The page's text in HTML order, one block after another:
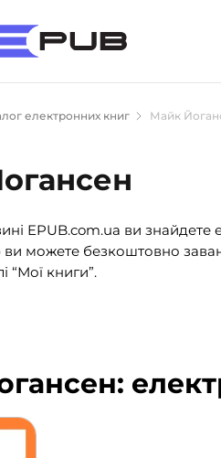
Художня
(527)
електронних книг Майк
EPUB.com.ua ви знайдете
можете безкоштовно
“Мої книги”.